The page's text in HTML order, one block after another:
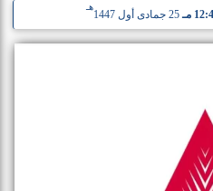
مـ 25 جمادى أول 1447
هـ